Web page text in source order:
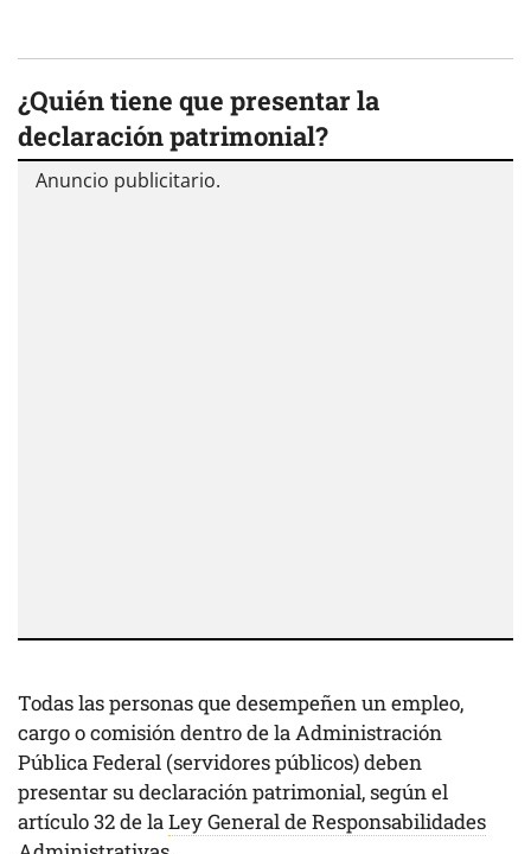
¿Quién tiene que presentar la
declaración patrimonial?
Todas las personas que desempeñen un empleo,
cargo o comisión dentro de la Administración
Pública Federal (servidores públicos) deben
presentar su declaración patrimonial, según el
artículo 32 de laLey General de Responsabilidades